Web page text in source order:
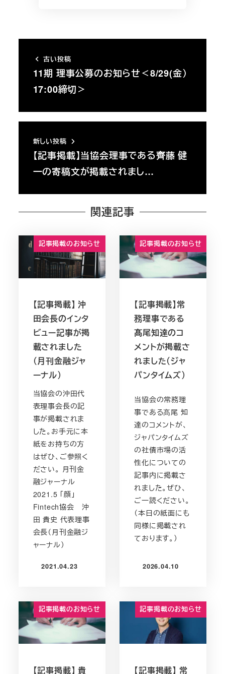
古い投稿
11期 理事公募のお知らせ＜8/29(金）
17:00締切＞
新しい投稿
【記事掲載】当協会理事である齊藤 健
一の寄稿文が掲載されまし…
関連記事
記事掲載のお知らせ
【記事掲載】 沖
田会長のインタ
ビュー記事が掲
載されました
（月刊金融ジャ
ーナル）
当協会の沖田代
表理事会長の記
事が掲載されま
した。お手元に本
紙をお持ちの方
はぜひ、ご参照く
ださい。 月刊金
融ジャーナル
2021.5 「顔」
Fintech協会 沖
田 貴史 代表理事
会長（月刊金融ジ
ャーナル）
投稿日
2021.04.23
記事掲載のお知らせ
【記事掲載】常
務理事である
髙尾知達のコ
メントが掲載さ
れました（ジャ
パンタイムズ）
当協会の常務理
事である髙尾 知
達のコメントが、
ジャパンタイムズ
の社債市場の活
性化についての
記事内に掲載さ
れました。ぜひ、
ご一読ください。
（本日の紙面にも
同様に掲載され
ております。）
投稿日
2026.04.10
記事掲載のお知らせ
【記事掲載】 貴
記事掲載のお知らせ
【記事掲載】 常